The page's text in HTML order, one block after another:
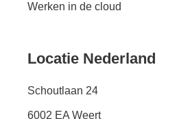
Werken in de cloud
Locatie Nederland
Schoutlaan 24
6002 EA Weert